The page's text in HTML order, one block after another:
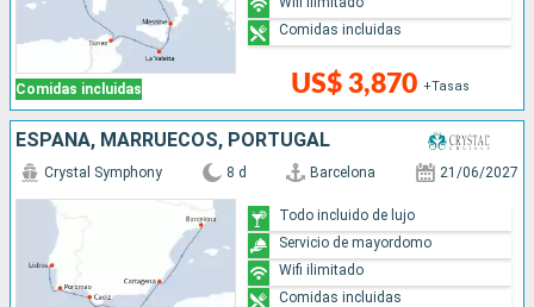
Comidas incluidas US$ 3,870 +Tasas
Comidas incluidas
ESPAÑA, MARRUECOS, PORTUGAL
Crystal Symphony 8 d Barcelona 21/06/2027
Todo incluido de lujo
Servicio de mayordomo
Wifi ilimitado
Comidas incluidas